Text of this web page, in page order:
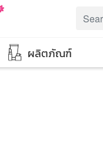
ผลิตภัณฑ์